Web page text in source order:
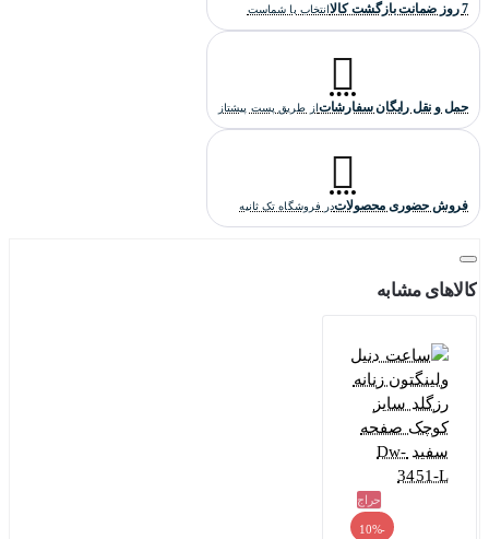
نظر دهد.
7 روز ضمانت بازگشت کالا انتخاب با شماست
حمل و نقل رایگان سفارشاتاز طریق پست پیشتاز
فروش حضوری محصولاتدر فروشگاه تک ثانیه
کالاهای مشابه
حراج
-10%